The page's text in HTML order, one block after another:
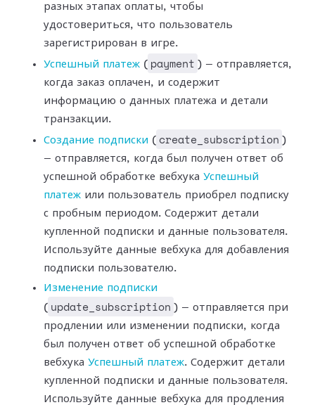
разных этапах оплаты, чтобы
удостовериться, что пользователь
зарегистрирован в игре.
Успешный платеж ( payment ) — отправляется,
когда заказ оплачен, и содержит
информацию о данных платежа и детали
транзакции.
Создание подписки ( create_subscription )
— отправляется, когда был получен ответ об
успешной обработке вебхука Успешный
платеж или пользователь приобрел подписку
с пробным периодом. Содержит детали
купленной подписки и данные пользователя.
Используйте данные вебхука для добавления
подписки пользователю.
Изменение подписки
( update_subscription ) — отправляется при
продлении или изменении подписки, когда
был получен ответ об успешной обработке
вебхука Успешный платеж. Содержит детали
купленной подписки и данные пользователя.
Используйте данные вебхука для продления